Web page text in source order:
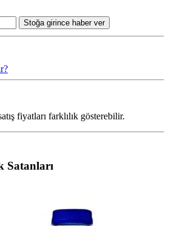
Stoğa girince haber ver
fiyatları farklılık gösterebilir.
Satanları